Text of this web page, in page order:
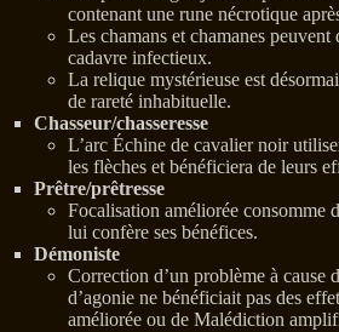
contenant une rune nécrotique
Les chamans et chamanes peuvent
cadavre infectieux.
La relique mystérieuse est
de rareté inhabituelle.
Chasseur/chasseresse
L’arc Échine de cavalier noir
les flèches et bénéficiera de leurs
Prêtre/prêtresse
Focalisation améliorée consomme
lui confère ses bénéfices.
Démoniste
Correction d’un problème à cause
d’agonie ne bénéficiait pas des
améliorée ou de Malédiction